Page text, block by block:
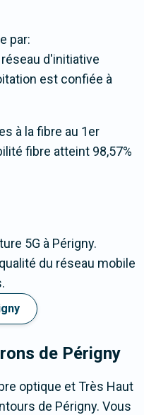
par:
réseau d'initiative
est confiée à
à la fibre au 1er
fibre atteint 98,57%
5G à Périgny.
du réseau mobile
de Périgny
optique et Très Haut
de Périgny. Vous